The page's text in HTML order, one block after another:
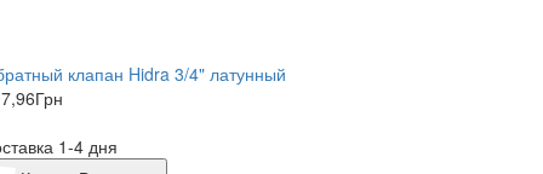
клапан Hidra 3/4" латунный
Грн
1-4 дня